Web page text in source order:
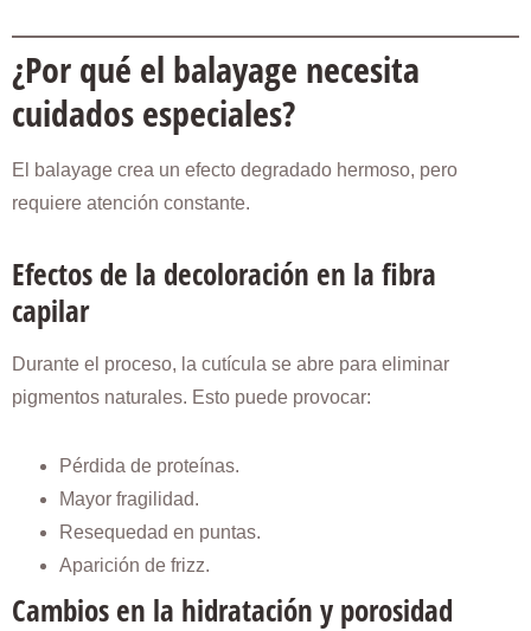
¿Por qué el balayage necesita
cuidados especiales?
El balayage crea un efecto degradado hermoso, pero
requiere atención constante.
Efectos de la decoloración en la fibra
capilar
Durante el proceso, la cutícula se abre para eliminar
pigmentos naturales. Esto puede provocar:
Pérdida de proteínas.
Mayor fragilidad.
Resequedad en puntas.
Aparición de frizz.
Cambios en la hidratación y porosidad